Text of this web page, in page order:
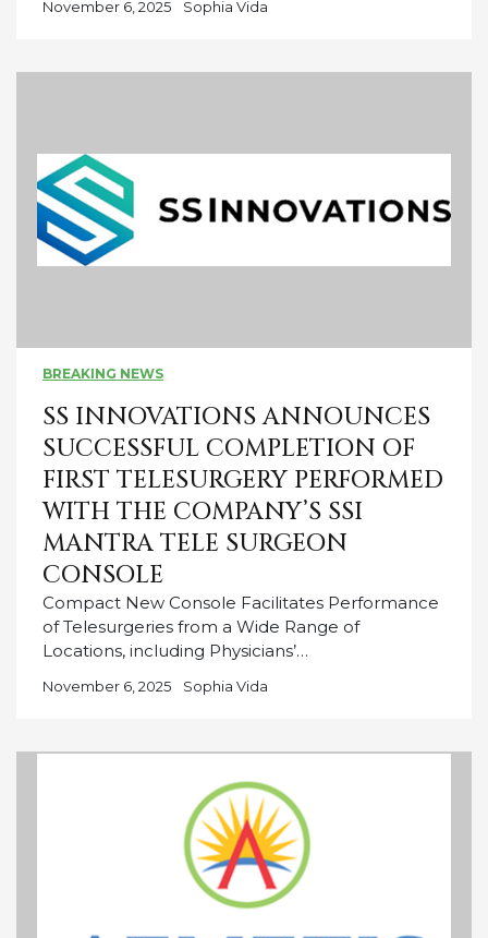
November 6, 2025 Sophia Vida
BREAKING NEWS
SS INNOVATIONS ANNOUNCES
SUCCESSFUL COMPLETION OF
FIRST TELESURGERY PERFORMED
WITH THE COMPANY’S SSI
MANTRA TELE SURGEON
CONSOLE
Compact New Console Facilitates Performance
of Telesurgeries from a Wide Range of
Locations, including Physicians’…
November 6, 2025 Sophia Vida